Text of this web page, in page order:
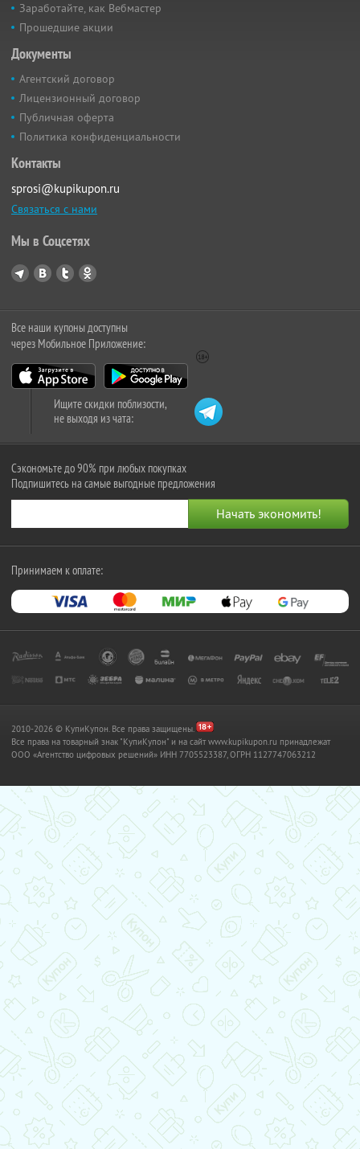
Заработайте, как Вебмастер
Прошедшие акции
Документы
Агентский договор
Лицензионный договор
Публичная оферта
Политика конфиденциальности
Контакты
sprosi@kupikupon.ru
Связаться с нами
Мы в Соцсетях
Все наши купоны доступны
через Мобильное Приложение:
Ищите скидки поблизости,
не выходя из чата:
Сэкономьте до 90% при любых покупках
Подпишитесь на самые выгодные предложения
Принимаем к оплате:
2010-2026 © КупиКупон. Все права защищены.
Все права на товарный знак "КупиКупон" и на сайт www.kupikupon.ru принадлежат
OOO «Агентство цифровых решений» ИНН 7705523387, ОГРН 1127747063212